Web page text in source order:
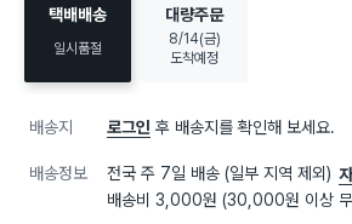
택배배송
일시품절
대량주문
8/14(금)
도착예정
배송지 로그인 후 배송지를 확인해 보세요.
배송정보 전국 주 7일 배송 (일부 지역 제외)
배송비 3,000원 (30,000원 이상